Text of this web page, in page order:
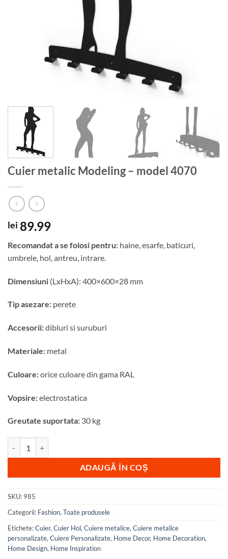
Cuier metalic Modeling – model 4070
lei 89.99
Recomandat a se folosi pentru: haine, esarfe, baticuri,
umbrele, hol, antreu, intrare.
Dimensiuni (LxHxA): 400×600×28 mm
Tip asezare: perete
Accesorii:dibluri si suruburi
Materiale: metal
Culoare:orice culoare din gama RAL
Vopsire:electrostatica
Greutate suportata: 30 kg
ADAUGĂ ÎN COȘ
SKU: 985
Categorii: Fashion, Toate produsele
Etichete:Cuier, Cuier Hol, Cuiere metalice, Cuiere metalice
personalizate, Cuiere Personalizate, Home Decor, Home Decoration,
Home Design, Home Inspiration